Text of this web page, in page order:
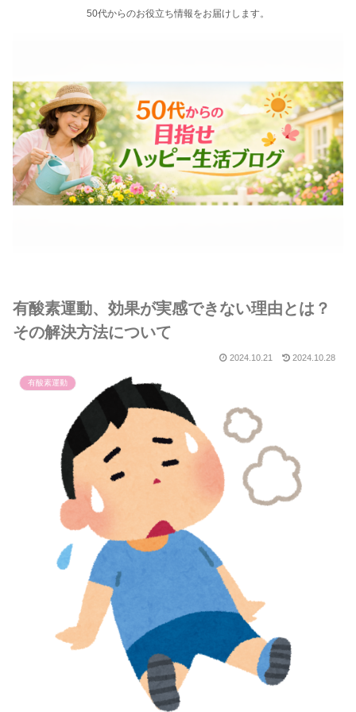
50代からのお役立ち情報をお届けします。
有酸素運動、効果が実感できない理由とは？
その解決方法について
2024.10.21 2024.10.28
有酸素運動